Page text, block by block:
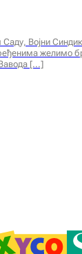
Војни
желимо